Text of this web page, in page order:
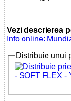
Vezi descrierea
Info online:
Distribuie unui